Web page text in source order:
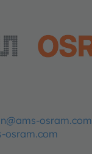
osram.com
osram.com